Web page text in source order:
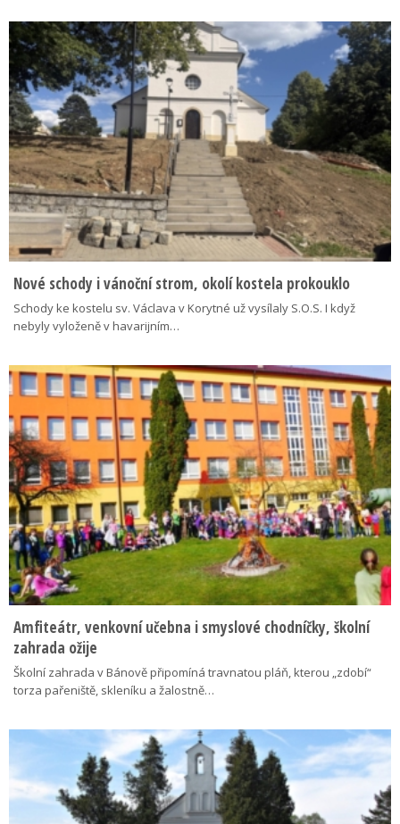
Nové schody i vánoční strom, okolí kostela prokouklo
Schody ke kostelu sv. Václava v Korytné už vysílaly S.O.S. I když
nebyly vyloženě v havarijním…
Amfiteátr, venkovní učebna i smyslové chodníčky, školní
zahrada ožije
Školní zahrada v Bánově připomíná travnatou pláň, kterou „zdobí“
torza pařeniště, skleníku a žalostně…